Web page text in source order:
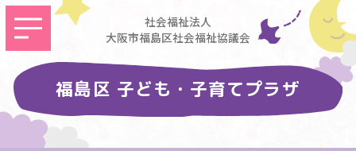
社会福祉法人
大阪市福島区社会福祉協議会
福島区 子ども・子育てプラザ